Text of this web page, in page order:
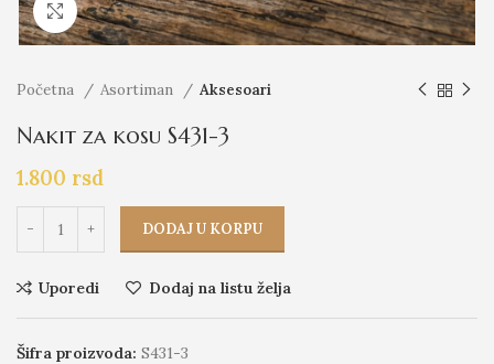
Click to enlarge
Početna Asortiman Aksesoari
Nakit za kosu S431-3
1.800 rsd
DODAJ U KORPU
Uporedi Dodaj na listu želja
Šifra proizvoda: S431-3